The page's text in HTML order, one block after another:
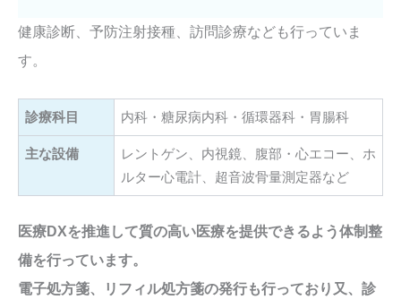
健康診断、予防注射接種、訪問診療なども行っていま
す。
診療科目 内科・糖尿病内科・循環器科・胃腸科
主な設備
レントゲン、内視鏡、腹部・心エコー、ホ
ルター心電計、超音波骨量測定器など
医療DXを推進して質の高い医療を提供できるよう体制整
備を行っています。
電子処方箋、リフィル処方箋の発行も行っており又、診